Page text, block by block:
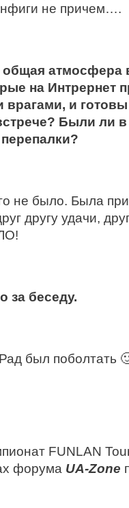
не причем….
атмосфера
на Интрернет
врагами, и
Были ли в
не было. Была
другу удачи,
за беседу.
был поболтать
FUNLAN
форума UA-Zone